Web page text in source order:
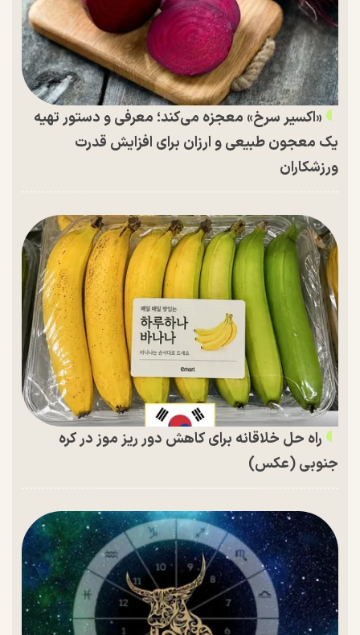
«اکسیر سرخ» معجزه می‌کند؛ معرفی و دستور تهیه
یک معجون طبیعی و ارزان برای افزایش قدرت
ورزشکاران
راه حل خلاقانه برای کاهش دور ریز موز در کره
جنوبی (عکس)